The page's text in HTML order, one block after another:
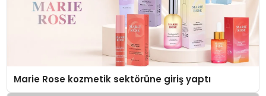
Marie Rose kozmetik sektörüne giriş yaptı